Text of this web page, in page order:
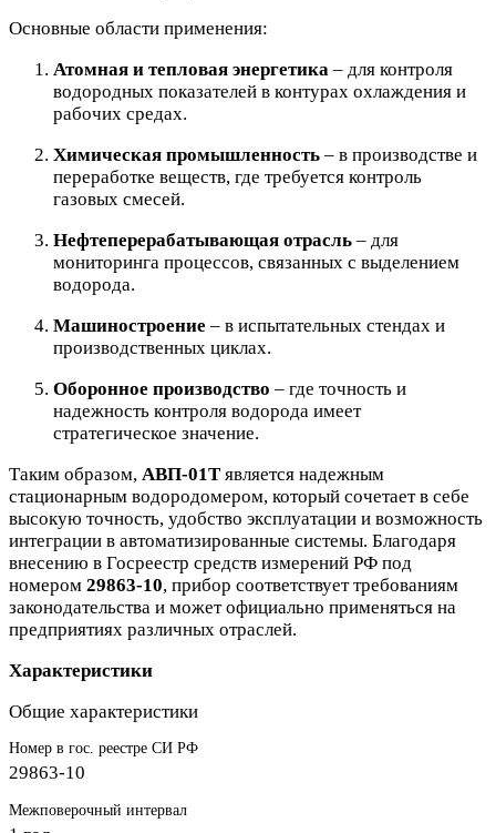
Основные области применения:
Атомная и тепловая энергетика – для контроля
водородных показателей в контурах охлаждения и
рабочих средах.
Химическая промышленность – в производстве и
переработке веществ, где требуется контроль
газовых смесей.
Нефтеперерабатывающая отрасль – для
мониторинга процессов, связанных с выделением
водорода.
Машиностроение – в испытательных стендах и
производственных циклах.
Оборонное производство – где точность и
надежность контроля водорода имеет
стратегическое значение.
Таким образом, АВП-01Т является надежным
стационарным водородомером, который сочетает в себе
высокую точность, удобство эксплуатации и возможность
интеграции в автоматизированные системы. Благодаря
внесению в Госреестр средств измерений РФ под
номером 29863-10, прибор соответствует требованиям
законодательства и может официально применяться на
предприятиях различных отраслей.
Характеристики
Общие характеристики
Номер в гос. реестре СИ РФ
29863-10
Межповерочный интервал